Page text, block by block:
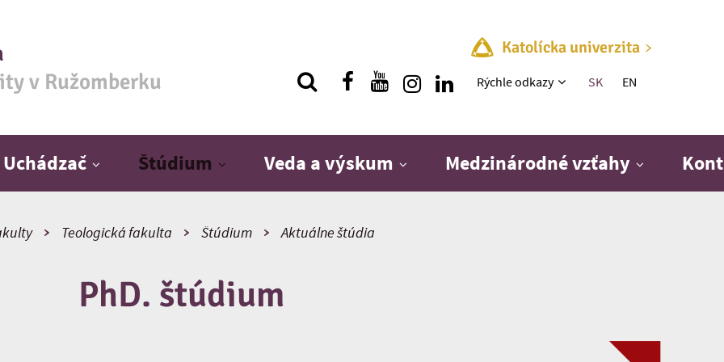
v Ružomberku
Katolícka univerzita
Rýchle menu
Rýchle odkazy SK EN
Uchádzač Štúdium Veda a výskum Medzinárodné vzťahy
Teologická fakulta Štúdium Aktuálne štúdia
PhD. štúdium